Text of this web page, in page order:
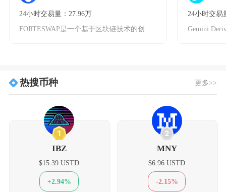
24小时交易量：27.96万
FORTESWAP是一个基于区块链技术的创新型去中心化交易所（DEX），致力于为用户提供安
24小时交易
热搜币种 更多>>
1
IBZ
$15.39 USTD
+2.94%
2
MNY
$6.96 USTD
-2.15%